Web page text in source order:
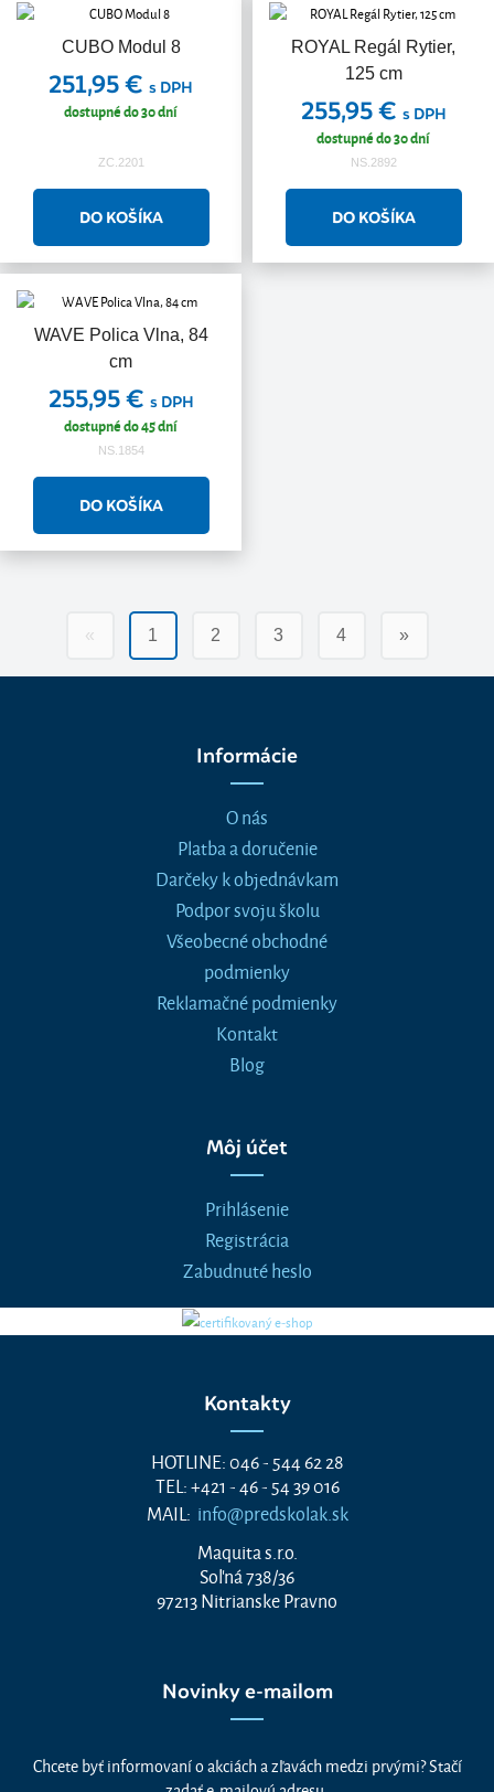
CUBO Modul 8
251,95 € s DPH
dostupné do 30 dní
ZC.2201
ROYAL Regál Rytier,
125 cm
255,95 € s DPH
dostupné do 30 dní
NS.2892
WAVE Polica Vlna, 84
cm
255,95 € s DPH
dostupné do 45 dní
NS.1854
« 1 2 3 4 »
Informácie
O nás
Platba a doručenie
Darčeky k objednávkam
Podpor svoju školu
Všeobecné obchodné
podmienky
Reklamačné podmienky
Kontakt
Blog
Môj účet
Prihlásenie
Registrácia
Zabudnuté heslo
Kontakty
HOTLINE: 046 - 544 62 28
TEL: +421 - 46 - 54 39 016
MAIL: info@predskolak.sk
Maquita s.r.o.
Soľná 738/36
97213 Nitrianske Pravno
Novinky e-mailom
Chcete byť informovaní o akciách a zľavách medzi prvými? Stačí